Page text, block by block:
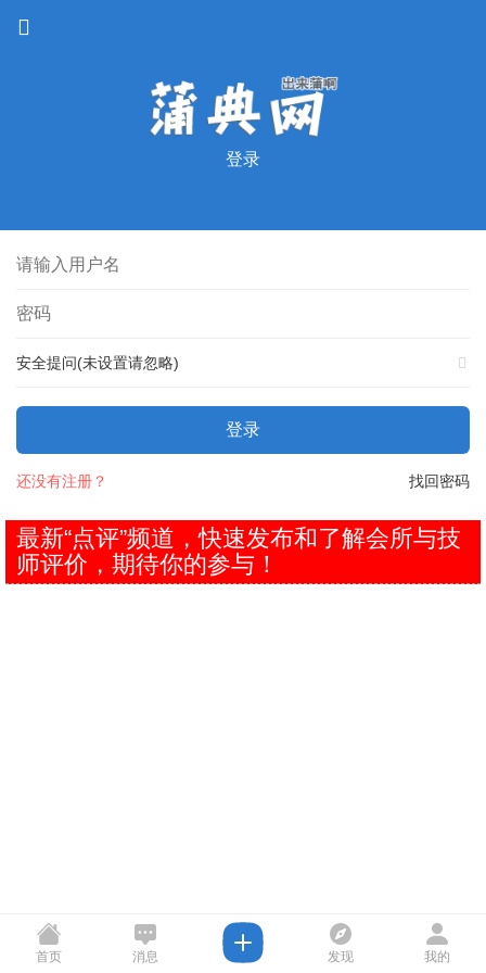
登录
安全提问(未设置请忽略)
登录
找回密码
还没有注册？
最新“点评”频道，快速发布和了解会所与技
师评价，期待你的参与！
首页 消息 发现 我的